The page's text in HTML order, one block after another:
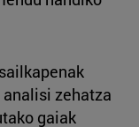
zehatza
gaiak